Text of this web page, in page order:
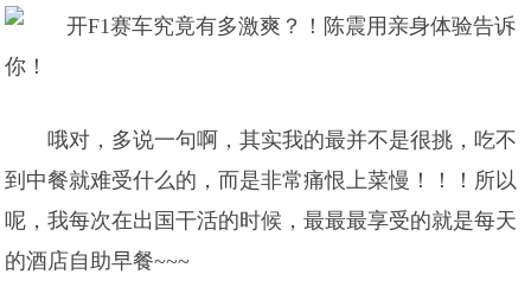
哦对，多说一句啊，其实我的最并不是很挑，吃不
到中餐就难受什么的，而是非常痛恨上菜慢！！！所以
呢，我每次在出国干活的时候，最最最享受的就是每天
的酒店自助早餐~~~